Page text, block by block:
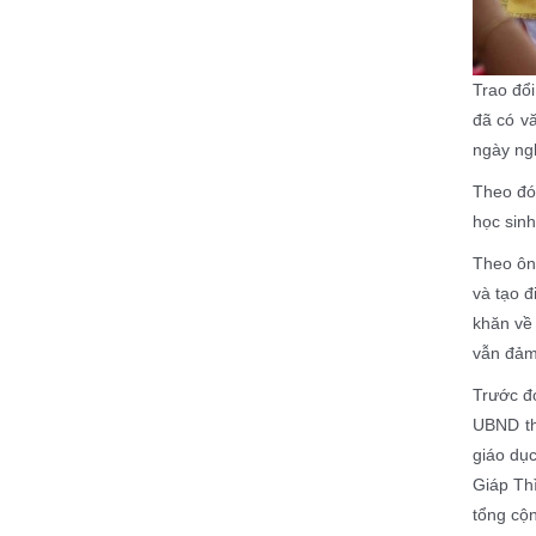
Trao
đã có
ngày
Theo
học
Theo
và tạo
khăn
vẫn
Trước
UBND
giáo
Giáp
tổng